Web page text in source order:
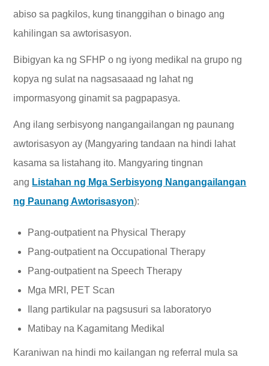
abiso sa pagkilos, kung tinanggihan o binago ang
kahilingan sa awtorisasyon.
Bibigyan ka ng SFHP o ng iyong medikal na grupo ng
kopya ng sulat na nagsasaaad ng lahat ng
impormasyong ginamit sa pagpapasya.
Ang ilang serbisyong nangangailangan ng paunang
awtorisasyon ay (Mangyaring tandaan na hindi lahat
kasama sa listahang ito. Mangyaring tingnan
ang Listahan ng Mga Serbisyong Nangangailangan
ng Paunang Awtorisasyon):
Pang-outpatient na Physical Therapy
Pang-outpatient na Occupational Therapy
Pang-outpatient na Speech Therapy
Mga MRI, PET Scan
Ilang partikular na pagsusuri sa laboratoryo
Matibay na Kagamitang Medikal
Karaniwan na hindi mo kailangan ng referral mula sa